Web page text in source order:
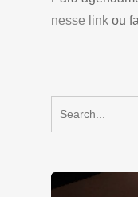
nesse link ou